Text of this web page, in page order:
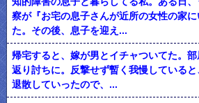
察が『お宅の息子さんが近所の女性の家
た。その後、息子を迎え...
帰宅すると、嫁が男とイチャついてた。
返り討ちに。反撃せず暫く我慢している
退散していったので、...